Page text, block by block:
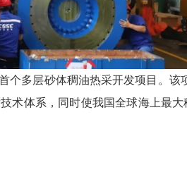
多层砂体稠油热采开发项目。该
术体系，同时使我国全球海上最